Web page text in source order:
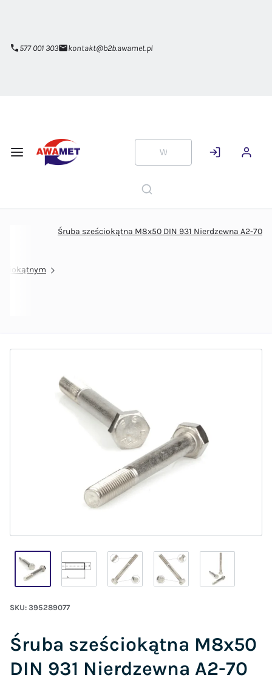
577 001 303
kontakt@b2b.awamet.pl
Śruba sześciokątna M8x50 DIN 931 Nierdzewna A2-70
SKU: 395289077
Śruba sześciokątna M8x50
DIN 931 Nierdzewna A2-70